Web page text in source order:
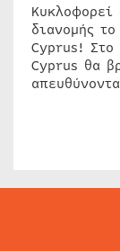
Κυκλοφορεί
διανομής
Cyprus!
Cyprus θα